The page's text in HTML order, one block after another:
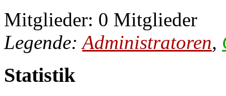
Mitglieder: 0 Mitglieder
Legende:Administratoren,
Statistik